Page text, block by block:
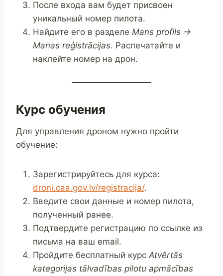
После входа вам будет присвоен
уникальный номер пилота.
Найдите его в разделе Mans profils →
Manas reģistrācijas. Распечатайте и
наклейте номер на дрон.
Курс обучения
Для управления дроном нужно пройти
обучение:
Зарегистрируйтесь для курса:
droni.caa.gov.lv/registracija/.
Введите свои данные и номер пилота,
полученный ранее.
Подтвердите регистрацию по ссылке из
письма на ваш email.
Пройдите бесплатный курс Atvērtās
kategorijas tālvadības pilotu apmācības